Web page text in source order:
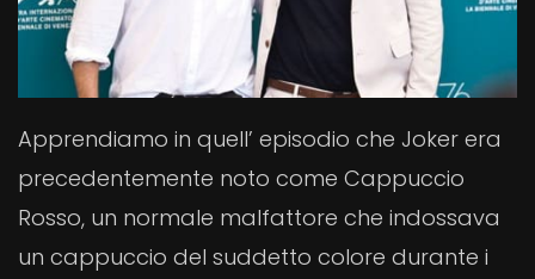
Apprendiamo in quell’ episodio che Joker era
precedentemente noto come Cappuccio
Rosso, un normale malfattore che indossava
un cappuccio del suddetto colore durante i